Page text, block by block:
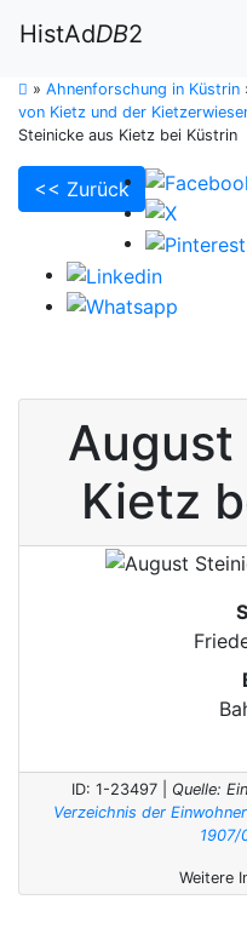
HistAdDB2
» Ahnenforschung in Küstrin
von Kietz und der
Steinicke aus Kietz bei Küstrin
<< Zurück
August
Kietz
ID: 1-23497 | Quelle:
Verzeichnis der
1907/
Weitere